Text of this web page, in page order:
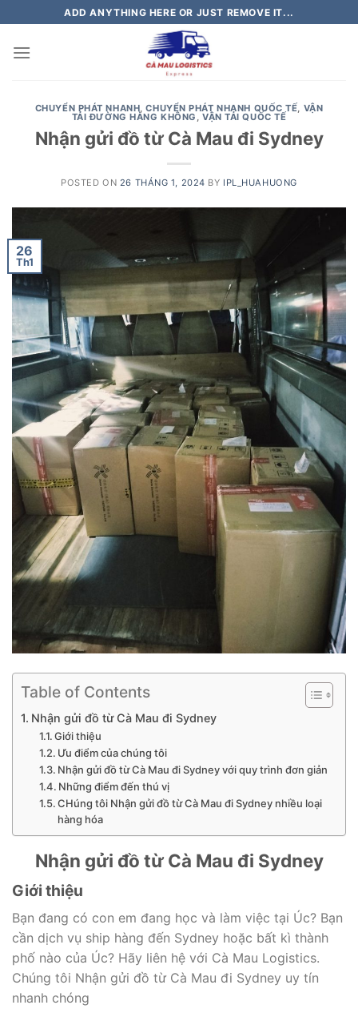
to
content
ADD ANYTHING HERE OR JUST REMOVE IT...
CHUYỂN PHÁT NHANH,CHUYỂN PHÁT NHANH QUỐC TẾ, VẬN
TẢI ĐƯỜNG HÀNG KHÔNG , VẬN TẢI QUỐC TẾ
Nhận gửi đồ từ Cà Mau đi Sydney
POSTED ON 26 THÁNG 1, 2024 BY IPL_HUAHUONG
26
Th1
Table of Contents
Nhận gửi đồ từ Cà Mau đi Sydney
Giới thiệu
Ưu điểm của chúng tôi
Nhận gửi đồ từ Cà Mau đi Sydney với quy trình đơn giản
Những điểm đến thú vị
CHúng tôi Nhận gửi đồ từ Cà Mau đi Sydney nhiều loại
hàng hóa
Nhận gửi đồ từ Cà Mau đi Sydney
Giới thiệu
Bạn đang có con em đang học và làm việc tại Úc? Bạn
cần dịch vụ ship hàng đến Sydney hoặc bất kì thành
phố nào của Úc? Hãy liên hệ với Cà Mau Logistics.
Chúng tôi Nhận gửi đồ từ Cà Mau đi Sydney uy tín
nhanh chóng